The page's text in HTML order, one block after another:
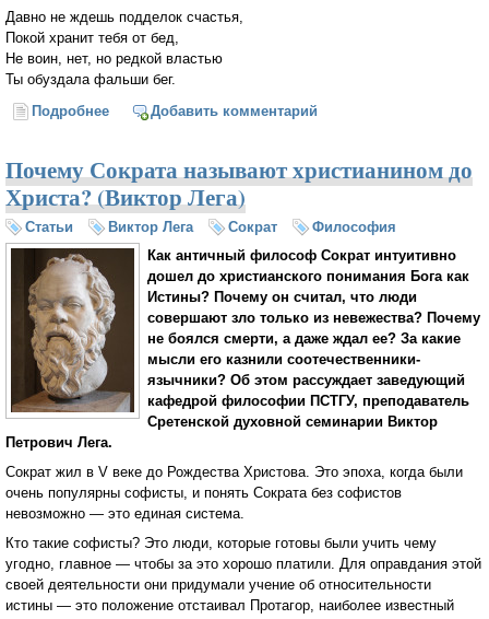
Давно не ждешь подделок счастья,
Покой хранит тебя от бед,
Не воин, нет, но редкой властью
Ты обуздала фальши бег.
Подробнее о Есть выше путь и тише стать...
Добавить комментарий
Почему Сократа называют христианином до
Христа? (Виктор Лега)
Статьи Виктор Лега Сократ
Философия
Как античный философ Сократ интуитивно
дошел до христианского понимания Бога как
Истины? Почему он считал, что люди
совершают зло только из невежества? Почему
не боялся смерти, а даже ждал ее? За какие
мысли его казнили соотечественники-
язычники? Об этом рассуждает заведующий
кафедрой философии ПСТГУ, преподаватель
Сретенской духовной семинарии Виктор
Петрович Лега.
Сократ жил в V веке до Рождества Христова. Это эпоха, когда были
очень популярны софисты, и понять Сократа без софистов
невозможно — это единая система.
Кто такие софисты? Это люди, которые готовы были учить чему
угодно, главное — чтобы за это хорошо платили. Для оправдания этой
своей деятельности они придумали учение об относительности
истины — это положение отстаивал Протагор, наиболее известный